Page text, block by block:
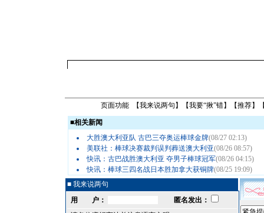
页面功能 【我来说两句 】【我要“揪”错】【推荐】
■相关新闻
大胜澳大利亚队 古巴三夺奥运棒球金牌(08/27 02:13)
美联社：棒球决赛裁判误判葬送澳大利亚(08/26 08:57)
快讯：古巴战胜澳大利亚 夺男子棒球冠军(08/26 04:15)
快讯：棒球三四名战日本胜加拿大获铜牌(08/25 19:09)
■ 我来说两句
用 户：
匿名发出：